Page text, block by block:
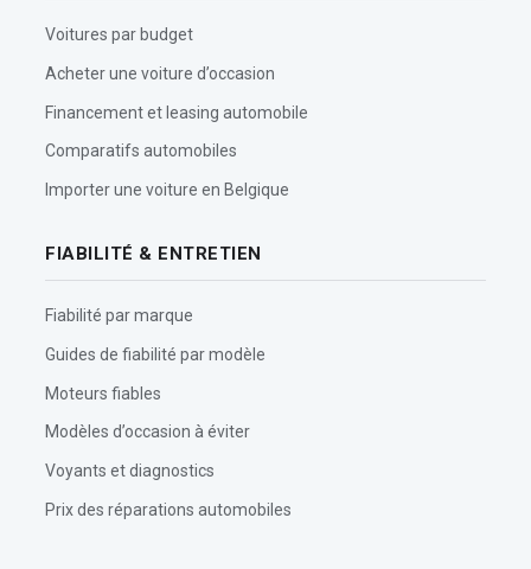
Voitures par budget
Acheter une voiture d’occasion
Financement et leasing automobile
Comparatifs automobiles
Importer une voiture en Belgique
FIABILITÉ & ENTRETIEN
Fiabilité par marque
Guides de fiabilité par modèle
Moteurs fiables
Modèles d’occasion à éviter
Voyants et diagnostics
Prix des réparations automobiles